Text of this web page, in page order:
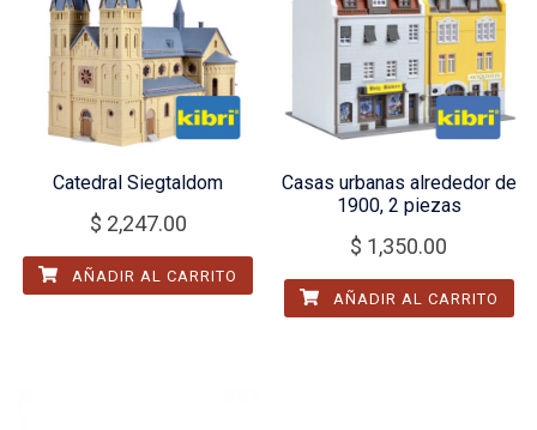
Catedral Siegtaldom
$ 2,247.00
AÑADIR AL CARRITO
Casas urbanas alrededor de
1900, 2 piezas
$ 1,350.00
AÑADIR AL CARRITO